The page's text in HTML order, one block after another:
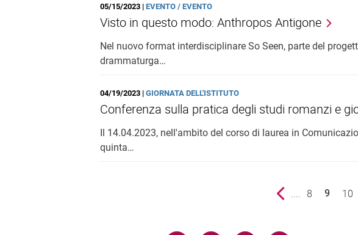
05/15/2023 |EVENTO / EVENTO
Visto in questo modo: Anthropos Antigone
Nel nuovo format interdisciplinare So Seen, parte del
drammaturga…
04/19/2023 |GIORNATA DELL'ISTITUTO
Conferenza sulla pratica degli studi romanzi e
Il 14.04.2023, nell'ambito del corso di laurea in
quinta…
Previous page .... page
8
9
10